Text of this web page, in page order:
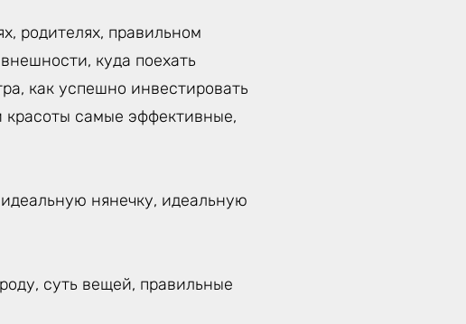
родителях, правильном
куда поехать
как успешно инвестировать
красоты самые эффективные,
нянечку, идеальную
суть вещей, правильные